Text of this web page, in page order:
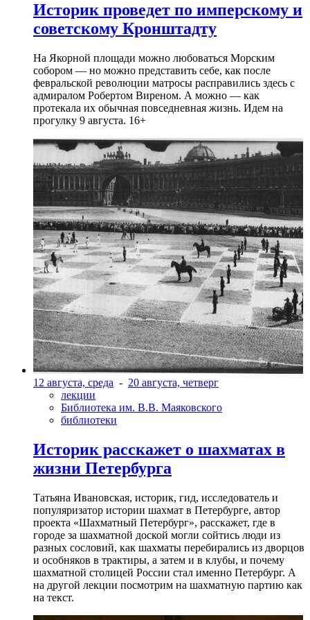
Историк проведет по имперскому и
советскому Кронштадту
На Якорной площади можно любоваться Морским
собором — но можно представить себе, как после
февральской революции матросы расправились здесь с
адмиралом Робертом Виреном. А можно — как
протекала их обычная повседневная жизнь. Идем на
прогулку 9 августа. 16+
12 августа, среда - 20 августа, четверг
лекции
Библиотека им. В.В. Маяковского
библиотеки
Историк расскажет о шахматах в
жизни Петербурга
Татьяна Ивановская, историк, гид, исследователь и
популяризатор истории шахмат в Петербурге, автор
проекта «Шахматный Петербург», расскажет, где в
городе за шахматной доской могли сойтись люди из
разных сословий, как шахматы перебирались из дворцов
и особняков в трактиры, а затем и в клубы, и почему
шахматной столицей России стал именно Петербург. А
на другой лекции посмотрим на шахматную партию как
на текст.